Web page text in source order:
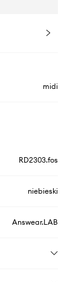
midi
RD2303.fos
niebieski
Answear.LAB